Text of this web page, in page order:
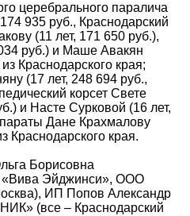
церебрального паралича
935 руб., Краснодарский
(11 лет, 171 650 руб.),
руб.) и Маше Авакян
Краснодарского края;
(17 лет, 248 694 руб.,
корсет Свете
и Насте Сурковой (16 лет,
Дане Крахмалову
Краснодарского края.
Борисовна
«Вива Эйджинси», ООО
ИП Попов Александр
(все – Краснодарский